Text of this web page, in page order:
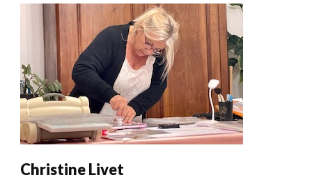
Christine Livet